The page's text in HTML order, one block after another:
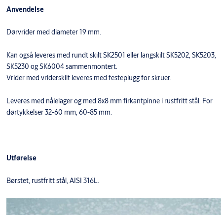
Anvendelse
Dørvrider med diameter 19 mm.
Kan også leveres med rundt skilt SK2501 eller langskilt SK5202, SK5203,
SK5230 og SK6004 sammenmontert.
Vrider med vriderskilt leveres med festeplugg for skruer.
Leveres med nålelager og med 8x8 mm firkantpinne i rustfritt stål. For
dørtykkelser 32-60 mm, 60-85 mm.
Utførelse
Børstet, rustfritt stål, AISI 316L.